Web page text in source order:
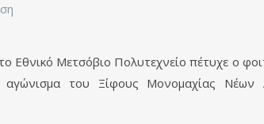
το Εθνικό Μετσόβιο Πολυτεχνείο πέτυχε
αγώνισμα του Ξίφους Μονομαχίας